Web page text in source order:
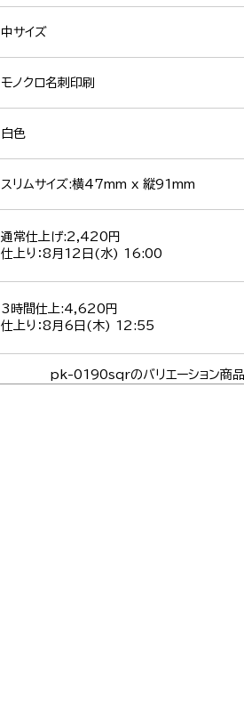
中サイズ
モノクロ名刺印刷
白色
スリムサイズ:横47mm x 縦91mm
通常仕上げ:2,420円
仕上り：8月12日(水) 16:00
3時間仕上:4,620円
仕上り：8月6日(木) 12:55
pk-0190sqrのバリエーション商品